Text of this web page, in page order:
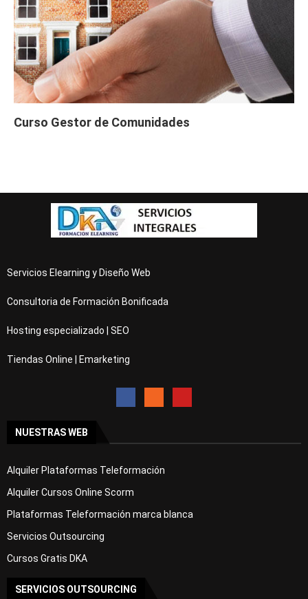
Curso Gestor de Comunidades
Servicios Elearning y Diseño Web
Consultoria de Formación Bonificada
Hosting especializado | SEO
Tiendas Online | Emarketing
NUESTRAS WEB
Alquiler Plataformas Teleformación
Alquiler Cursos Online Scorm
Plataformas Teleformación marca blanca
Servicios Outsourcing
Cursos Gratis DKA
SERVICIOS OUTSOURCING